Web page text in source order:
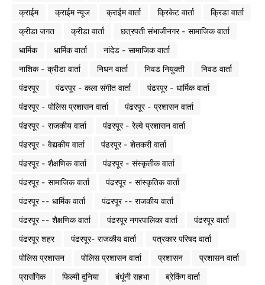
क्राईम
क्राईम न्यूज क्राईम वार्ता क्रिकेट वार्ता
क्रिडा वार्ता
क्रीडा जगत
क्रीडा वार्ता
छत्रपती संभाजीनगर - सामाजिक वार्ता
धार्मिक
धार्मिक वार्ता
नांदेड - सामाजिक वार्ता
नाशिक - क्रीडा वार्ता
निधन वार्ता निवड नियुक्ती
निवड वार्ता
पंढरपूर
पंढरपूर - कला संगीत वार्ता
पंढरपूर - धार्मिक वार्ता
पंढरपूर - पोलिस प्रशासन वार्ता
पंढरपूर - प्रशासन वार्ता
पंढरपूर - राजकीय वार्ता
पंढरपूर - रेल्वे प्रशासन वार्ता
पंढरपूर - वैद्यकीय वार्ता
पंढरपूर - शेतकरी वार्ता
पंढरपूर - शैक्षणिक वार्ता
पंढरपूर - संस्कृतीक वार्ता
पंढरपूर - सामाजिक वार्ता
पंढरपूर - सांस्कृतिक वार्ता
पंढरपूर -- धार्मिक वार्ता
पंढरपूर -- राजकीय वार्ता
पंढरपूर -- शैक्षणिक वार्ता
पंढरपूर नगरपालिका वार्ता
पंढरपूर वार्ता
पंढरपूर शहर
पंढरपूर- राजकीय वार्ता
पत्रकार परिषद वार्ता
पोलिस प्रशासन
पोलिस प्रशासन वार्ता प्रशासन
प्रशासन वार्ता
प्रासंगिक
फिल्मी दुनिया बंधूंनी सहभा
ब्रेकिंग वार्ता